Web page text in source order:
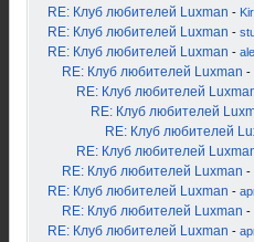
RE: Клуб любителей Luxman -
RE: Клуб любителей Luxman -
RE: Клуб любителей Luxman -
RE: Клуб любителей Luxman -
RE: Клуб любителей
RE: Клуб любителей
RE: Клуб любителей
RE: Клуб любителей
RE: Клуб любителей Luxman -
RE: Клуб любителей Luxman -
RE: Клуб любителей Luxman -
RE: Клуб любителей Luxman -